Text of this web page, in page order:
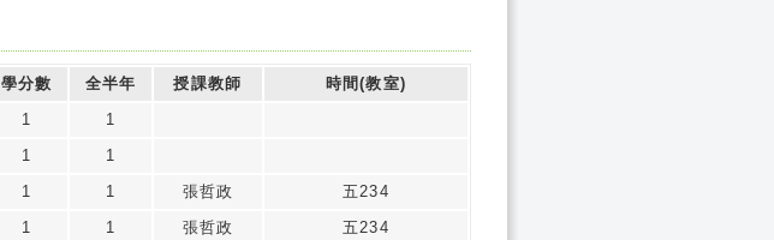
學分數 全半年 授課教師
時間(教室)
1
1
1
1
1 1 張哲政
五234
1 1 張哲政
五234